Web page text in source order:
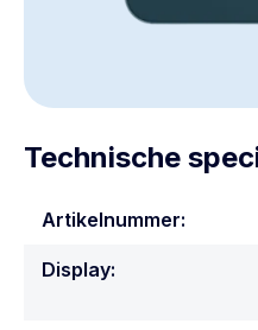
Technische
Artikelnummer:
Display: